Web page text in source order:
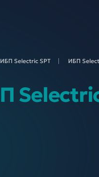
Selectric SPT ИБП
Selectric